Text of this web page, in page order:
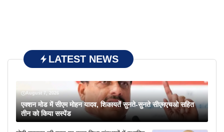
LATEST NEWS
August 7, 2026
एक्शन मोड में सीएम मोहन यादव, शिकायतें सुनते-सुनते सीएमएचओ सहित
तीन को किया सस्पेंड